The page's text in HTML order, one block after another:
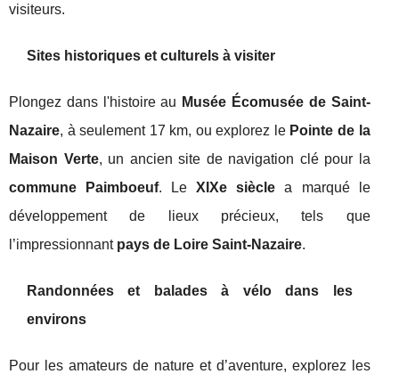
visiteurs.
Sites historiques et culturels à visiter
Plongez dans l'histoire au Musée Écomusée de Saint-
Nazaire, à seulement 17 km, ou explorez le Pointe de la
Maison Verte, un ancien site de navigation clé pour la
commune Paimboeuf. LeXIXe siècle a marqué le
développement de lieux précieux, tels que
l’impressionnant pays de Loire Saint-Nazaire.
Randonnées et balades à vélo dans les
environs
Pour les amateurs de nature et d’aventure, explorez les